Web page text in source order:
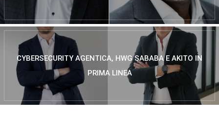
CYBERSECURITY AGENTICA, HWG SABABA E AKITO IN
PRIMA LINEA